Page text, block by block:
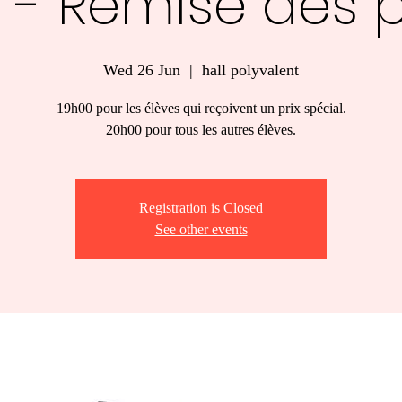
Wed 26 Jun
  |
hall polyvalent
19h00 pour les élèves qui reçoivent un prix spécial.
20h00 pour tous les autres élèves.
Registration is Closed
See other events